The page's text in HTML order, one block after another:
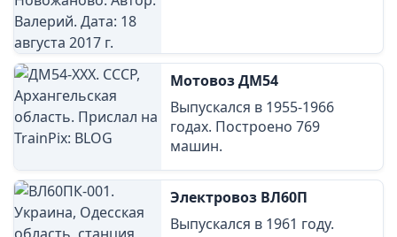
Мотовоз ДМ54
Выпускался в 1955-1966
годах. Построено 769
машин.
Электровоз ВЛ60П
Выпускался в 1961 году.